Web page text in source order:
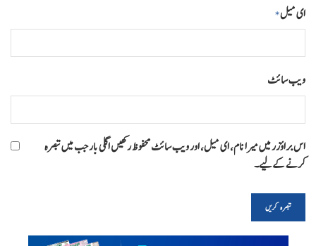
ای میل*
ویب‌ سائٹ
اس براؤزر میں میرا نام، ای میل، اور ویب سائٹ محفوظ رکھیں اگلی بار جب میں تبصرہ
کرنے کےلیے۔